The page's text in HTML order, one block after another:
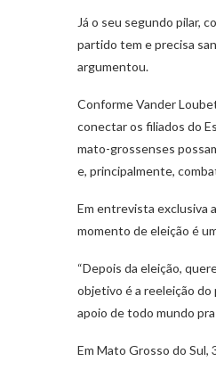
Já o seu segundo pilar,
partido tem e precisa
argumentou.
Conforme Vander
conectar os filiados do
mato-grossenses
e, principalmente,
Em entrevista exclusiva
momento de eleição é
“Depois da eleição,
objetivo é a reeleição
apoio de todo mundo
Em Mato Grosso do Sul,